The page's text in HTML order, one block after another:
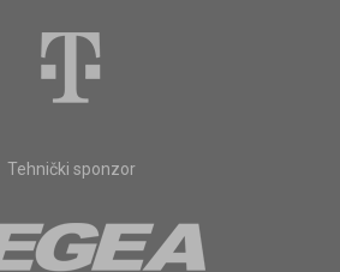
Tehnički sponzor